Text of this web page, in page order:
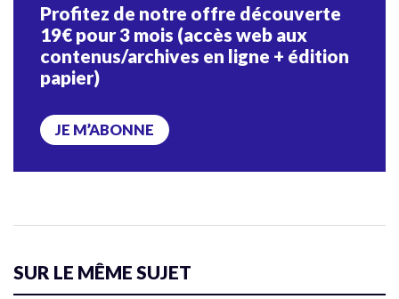
Profitez de notre offre découverte
19€ pour 3 mois (accès web aux
contenus/archives en ligne + édition
papier)
JE M’ABONNE
SUR LE MÊME SUJET